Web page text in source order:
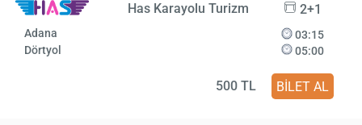
Has Karayolu Turizm 2+1
Adana
Dörtyol
03:15
05:00
500 TL BİLET AL